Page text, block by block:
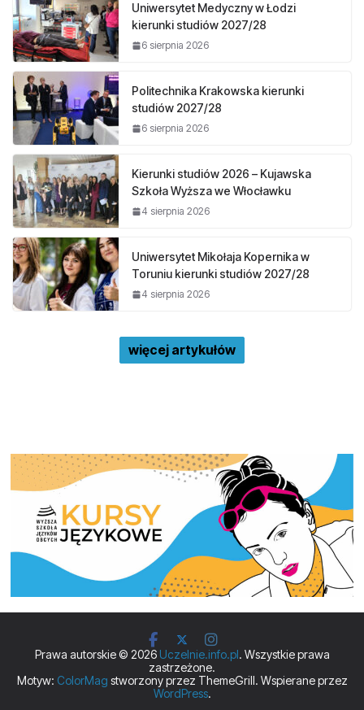
Uniwersytet Medyczny w Łodzi
kierunki studiów 2027/28
6 sierpnia 2026
Politechnika Krakowska kierunki
studiów 2027/28
6 sierpnia 2026
Kierunki studiów 2026 – Kujawska
Szkoła Wyższa we Włocławku
4 sierpnia 2026
Uniwersytet Mikołaja Kopernika w
Toruniu kierunki studiów 2027/28
4 sierpnia 2026
więcej artykułów
Prawa autorskie © 2026 Uczelnie.info.pl. Wszystkie prawa
zastrzeżone.
Motyw: ColorMag stworzony przez ThemeGrill. Wspierane przez
WordPress.